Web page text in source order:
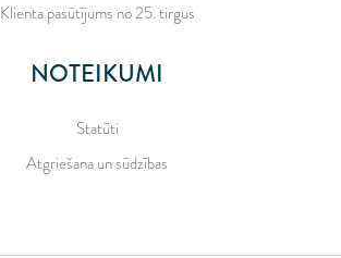
Klienta pasūtījums no 25. tirgus
NOTEIKUMI
Statūti
Atgriešana un sūdzības